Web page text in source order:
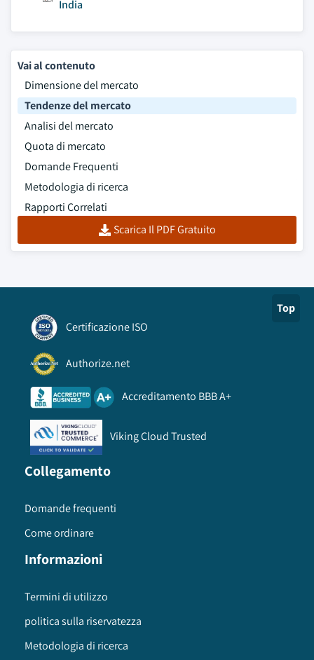
India
Vai al contenuto
Dimensione del mercato
Tendenze del mercato
Analisi del mercato
Quota di mercato
Domande Frequenti
Metodologia di ricerca
Rapporti Correlati
Scarica Il PDF Gratuito
Top
Certificazione ISO
Authorize.net
Accreditamento BBB A+
Viking Cloud Trusted
Collegamento
Domande frequenti
Come ordinare
Informazioni
Termini di utilizzo
politica sulla riservatezza
Metodologia di ricerca